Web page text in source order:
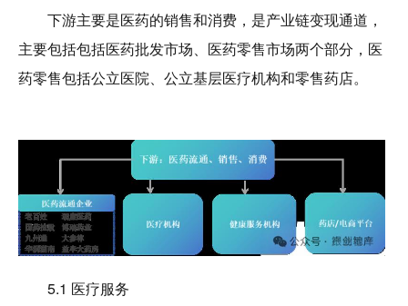
下游主要是医药的销售和消费，是产业链变现通道，
主要包括包括医药批发市场、医药零售市场两个部分，医
药零售包括公立医院、公立基层医疗机构和零售药店。
5.1 医疗服务